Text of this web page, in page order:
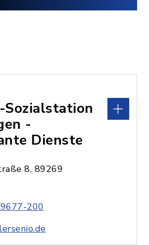
Sozialstation
-
Dienste
8, 89269
200